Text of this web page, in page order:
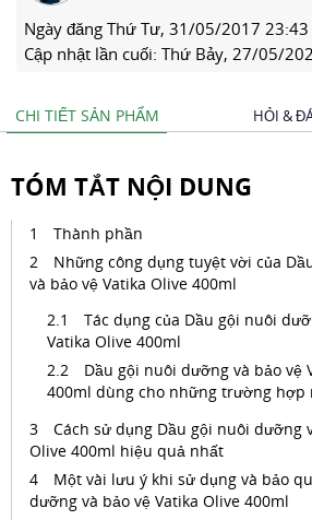
Ngày đăng Thứ Tư, 31/05/2017 23:43
Cập nhật lần cuối: Thứ Bảy, 27/05/
CHI TIẾT SẢN PHẨM HỎI &
TÓM TẮT NỘI DUNG
Thành phần
Những công dụng tuyệt vời của
và bảo vệ Vatika Olive 400ml
Tác dụng của Dầu gội nuôi
Vatika Olive 400ml
Dầu gội nuôi dưỡng và bảo vệ
400ml dùng cho những trường hợp
Cách sử dụng Dầu gội nuôi dưỡng
Olive 400ml hiệu quả nhất
Một vài lưu ý khi sử dụng và bảo
dưỡng và bảo vệ Vatika Olive 400ml